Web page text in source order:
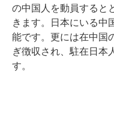
の中国人を動員すると
きます。日本にいる中
能です。更には在中国
ぎ徴収され、駐在日本
す。